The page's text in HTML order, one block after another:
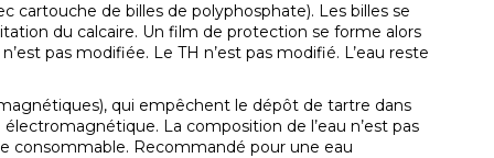
cartouche de billes de polyphosphate). Les billes se
du calcaire. Un film de protection se forme alors
pas modifiée. Le TH n’est pas modifié. L’eau reste
qui empêchent le dépôt de tartre dans
La composition de l’eau n’est pas
consommable. Recommandé pour une eau